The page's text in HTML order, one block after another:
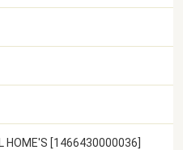
HOME'S [1466430000036]